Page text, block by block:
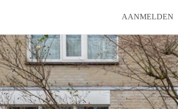
AANMELDEN